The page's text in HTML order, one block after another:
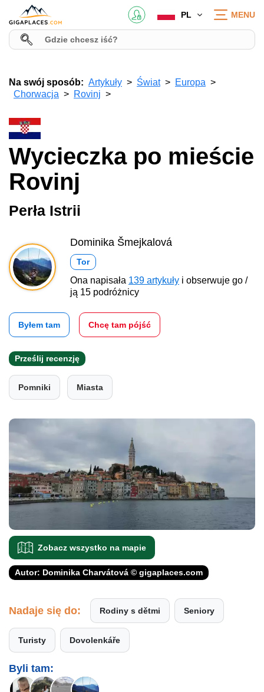
PL MENU
Na swój sposób: Artykuły Świat
Europa
Chorwacja
Rovinj
Wycieczka po mieście
Rovinj
Perła Istrii
Dominika Šmejkalová
Tor
Ona napisała 139 artykuły i obserwuje go /
ją 15 podróżnicy
Byłem tam Chcę tam pójść
Prześlij recenzję
Pomniki Miasta
Zobacz wszystko na mapie
Autor: Dominika Charvátová © gigaplaces.com
Nadaje się do: Rodiny s dětmi Seniory
Turisty Dovolenkáře
Byli tam: